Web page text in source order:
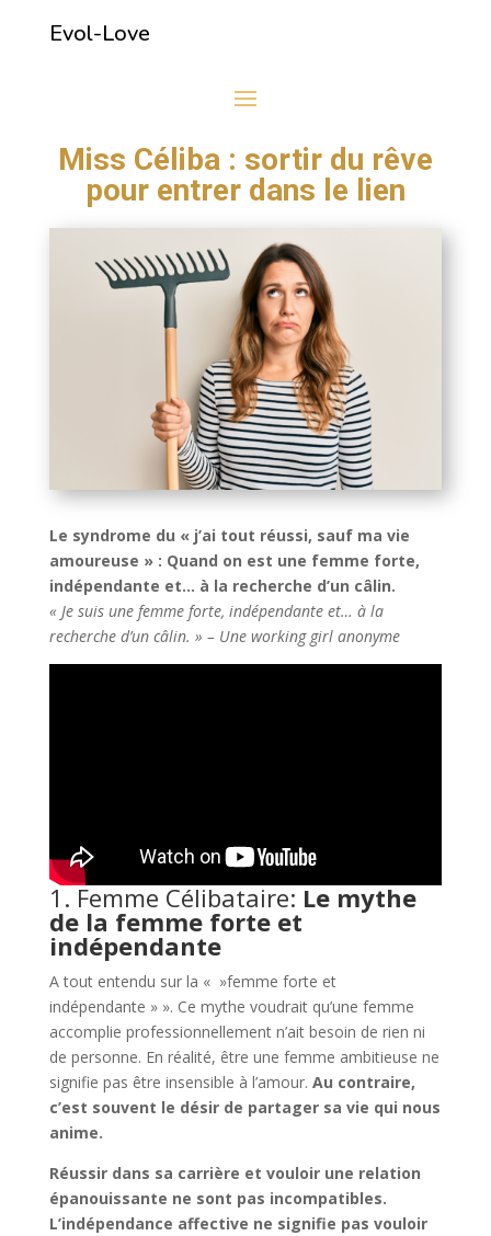
Evol-Love
Miss Céliba : sortir du rêve
pour entrer dans le lien
Le syndrome du « j’ai tout réussi, sauf ma vie
amoureuse » : Quand on est une femme forte,
indépendante et… à la recherche d’un câlin.
« Je suis une femme forte, indépendante et… à la
recherche d’un câlin. » – Une working girl anonyme
1. Femme Célibataire: Le mythe
de la femme forte et
indépendante
A tout entendu sur la « »femme forte et
indépendante » ». Ce mythe voudrait qu’une femme
accomplie professionnellement n’ait besoin de rien ni
de personne. En réalité, être une femme ambitieuse ne
signifie pas être insensible à l’amour. Au contraire,
c’est souvent le désir de partager sa vie qui nous
anime.
Réussir dans sa carrière et vouloir une relation
épanouissante ne sont pas incompatibles.
L’indépendance affective ne signifie pas vouloir